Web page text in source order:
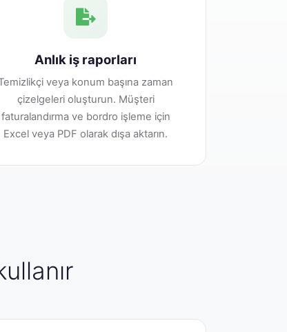
Anlık iş raporları
veya konum başına zaman
çizelgeleri oluşturun. Müşteri
faturalandırma ve bordro işleme için
Excel veya PDF olarak dışa aktarın.